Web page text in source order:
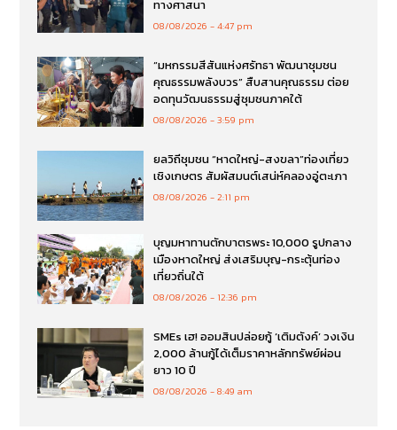
ทางศาสนา
08/08/2026 4:47 pm
“มหกรรมสีสันแห่งศรัทธา พัฒนาชุมชน
คุณธรรมพลังบวร” สืบสานคุณธรรม ต่อย
อดทุนวัฒนธรรมสู่ชุมชนภาคใต้
08/08/2026 3:59 pm
ยลวิถีชุมชน “หาดใหญ่-สงขลา”ท่องเที่ยว
เชิงเกษตร สัมผัสมนต์เสน่ห์คลองอู่ตะเภา
08/08/2026 2:11 pm
บุญมหาทานตักบาตรพระ 10,000 รูปกลาง
เมืองหาดใหญ่ ส่งเสริมบุญ-กระตุ้นท่อง
เที่ยวถิ่นใต้
08/08/2026 12:36 pm
SMEs เฮ! ออมสินปล่อยกู้ ‘เติมตังค์’ วงเงิน
2,000 ล้านกู้ได้เต็มราคาหลักทรัพย์ผ่อน
ยาว 10 ปี
08/08/2026 8:49 am